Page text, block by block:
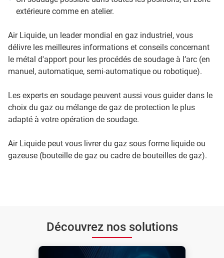
extérieure comme en atelier.
Air Liquide, un leader mondial en gaz industriel, vous
délivre les meilleures informations et conseils concernant
le métal d'apport pour les procédés de soudage à l’arc (en
manuel, automatique, semi-automatique ou robotique).
Les experts en soudage peuvent aussi vous guider dans le
choix du gaz ou mélange de gaz de protection le plus
adapté à votre opération de soudage.
Air Liquide peut vous livrer du gaz sous forme liquide ou
gazeuse (bouteille de gaz ou cadre de bouteilles de gaz).
Découvrez nos solutions